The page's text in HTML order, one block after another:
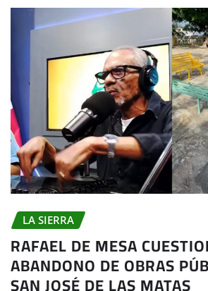
LA SIERRA
RAFAEL DE MESA
ABANDONO DE OBRAS